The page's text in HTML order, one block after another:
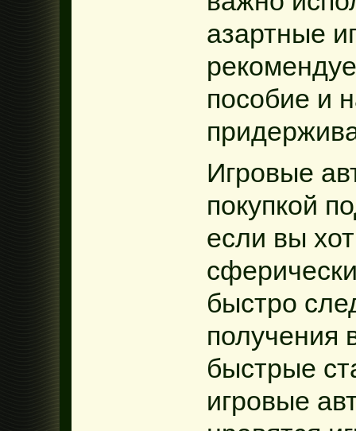
азартные
пособие и
Игровые
покупкой
если вы
быстро
получения
быстрые
игровые